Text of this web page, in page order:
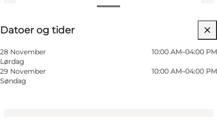
Datoer og tider
28 November
Lørdag
10:00 AM–04:00 PM
29 November
Søndag
10:00 AM–04:00 PM
Gratis
Besøg hjemmeside
Børn, Venner, Min partner, Mig selv